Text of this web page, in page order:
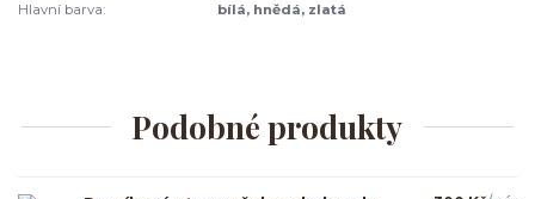
Hlavní barva:
bílá, hnědá, zlatá
Podobné produkty